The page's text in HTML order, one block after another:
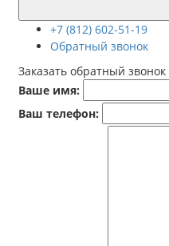
+7 (812) 602-51-19
Обратный звонок
Заказать обратный звонок
Ваше имя:
Ваш телефон: